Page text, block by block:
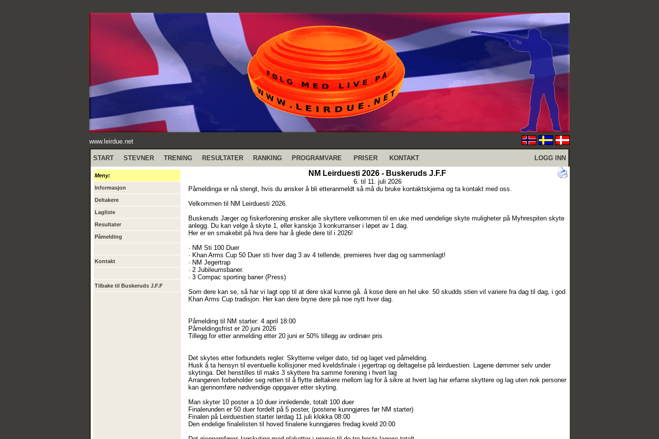
www.leirdue.net
START STEVNER TRENING RESULTATER RANKING PROGRAMVARE PRISER KONTAKT LOGG INN
Meny:
Informasjon
Deltakere
Lagliste
Resultater
Påmelding
Kontakt
Tilbake til Buskeruds J.F.F
NM Leirduesti 2026 - Buskeruds J.F.F
6. til 11. juli 2026
Påmeldinga er nå stengt, hvis du ønsker å bli etteranmeldt så må du bruke kontaktskjema og ta kontakt med oss.
Velkommen til NM Leirduesti 2026.
Buskeruds Jæger og fiskerforening ønsker alle skyttere velkommen til en uke med uendelige skyte muligheter på Myhrespiten skyte
anlegg. Du kan velge å skyte 1, eller kanskje 3 konkurranser i løpet av 1 dag.
Her er en smakebit på hva dere har å glede dere til i 2026!
· NM Sti 100 Duer
· Khan Arms Cup 50 Duer sti hver dag 3 av 4 tellende, premieres hver dag og sammenlagt!
· NM Jegertrap
· 2 Jubileumsbaner.
· 3 Compac sporting baner (Press)
Som dere kan se, så har vi lagt opp til at dere skal kunne gå. å kose dere en hel uke. 50 skudds stien vil variere fra dag til dag, i god
Khan Arms Cup tradisjon. Her kan dere bryne dere på noe nytt hver dag.
Påmelding til NM starter: 4 april 18:00
Påmeldingsfrist er 20 juni 2026
Tillegg for etter anmelding etter 20 juni er 50% tillegg av ordinær pris
Det skytes etter forbundets regler. Skytterne velger dato, tid og laget ved påmelding.
Husk å ta hensyn til eventuelle kollisjoner med kveldsfinale i jegertrap og deltagelse på leirduestien. Lagene dømmer selv under
skytinga. Det henstilles til maks 3 skyttere fra samme forening i hvert lag
Arrangøren forbeholder seg retten til å flytte deltakere mellom lag for å sikre at hvert lag har erfarne skyttere og lag uten nok personer
kan gjennomføre nødvendige oppgaver etter skyting.
Man skyter 10 poster a 10 duer innledende, totalt 100 duer
Finalerunden er 50 duer fordelt på 5 poster, (postene kunngjøres før NM starter)
Finalen på Leirduestien starter lørdag 11 juli klokka 08:00
Den endelige finalelisten til hoved finalene kunngjøres fredag kveld 20:00